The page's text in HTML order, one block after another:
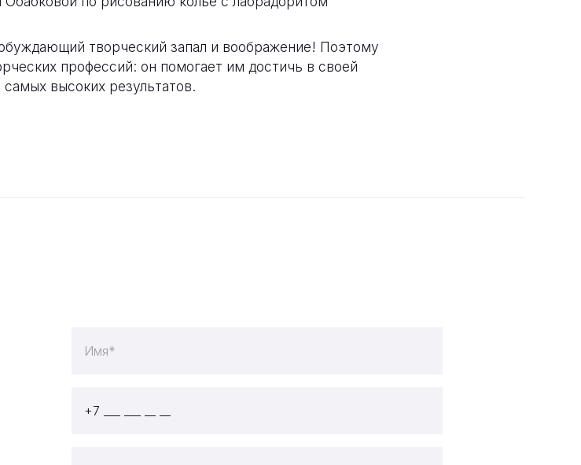
творческий запал и воображение! Поэтому
профессий: он помогает им достичь в своей
самых высоких результатов.